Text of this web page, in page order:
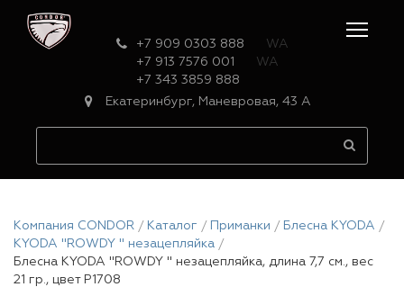
+7 909 0303 888
WA
+7 913 7576 001
WA
+7 343 3859 888
Екатеринбург, Маневровая, 43 А
Компания CONDOR Каталог Приманки
Блесна KYODA
KYODA "ROWDY " незацепляйка
Блесна KYODA "ROWDY " незацепляйка, длина 7,7 см., вес
21 гр., цвет P1708